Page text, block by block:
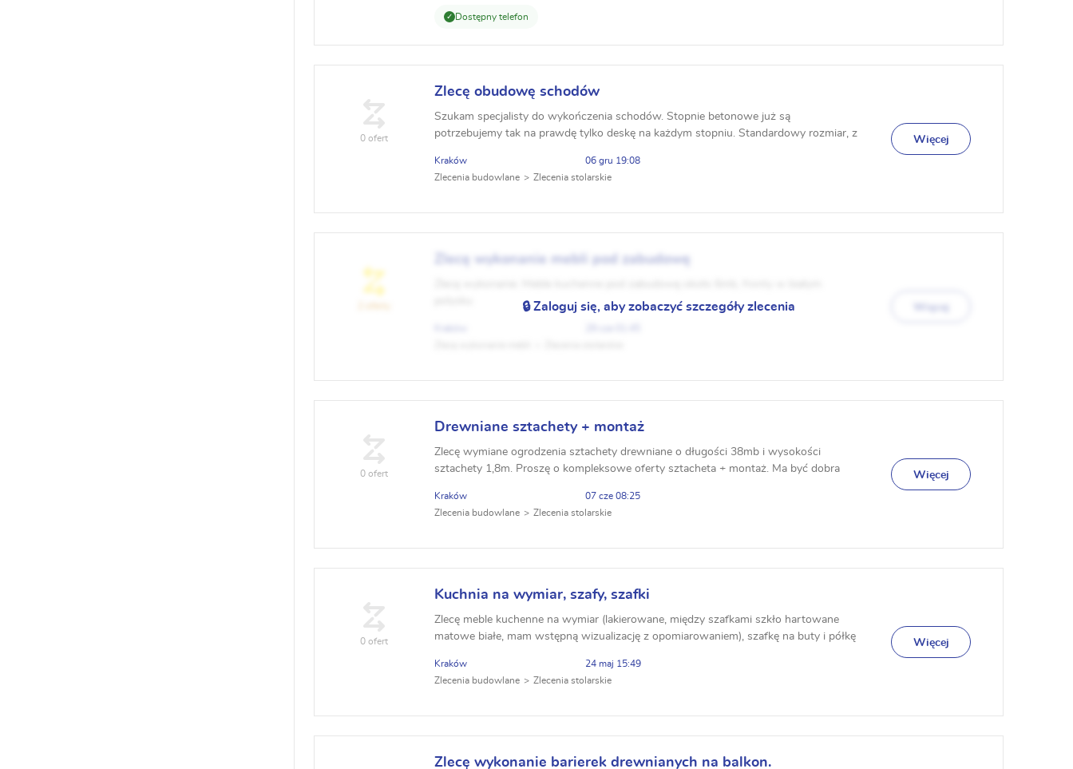
Dostępny telefon
Zlecę obudowę schodów
Szukam specjalisty do wykończenia schodów. Stopnie betonowe już są
potrzebujemy tak na prawdę tylko deskę na każdym stopniu. Standardowy rozmiar, z
Kraków
06 gru 19:08
Zlecenia budowlane
Zlecenia stolarskie
0 ofert Więcej
Zlecę wykonanie mebli pod zabudowę
🔒 Zaloguj się, aby zobaczyć szczegóły zlecenia
Drewniane sztachety + montaż
Zlecę wymiane ogrodzenia sztachety drewniane o długości 38mb i wysokości
sztachety 1,8m. Proszę o kompleksowe oferty sztacheta + montaż. Ma być dobra
Kraków
07 cze 08:25
Zlecenia budowlane
Zlecenia stolarskie
0 ofert Więcej
Kuchnia na wymiar, szafy, szafki
Zlecę meble kuchenne na wymiar (lakierowane, między szafkami szkło hartowane
matowe białe, mam wstępną wizualizację z opomiarowaniem), szafkę na buty i półkę
Kraków
24 maj 15:49
Zlecenia budowlane
Zlecenia stolarskie
0 ofert Więcej
Zlecę wykonanie barierek drewnianych na balkon.